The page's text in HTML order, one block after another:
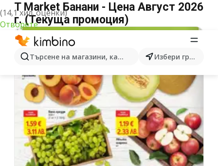
(14,1 хил. оценки)
Отворете
Търсене на магазини, категории, продукти...Избери град
T Market Банани - Цена Август 2026
г. (Текуща промоция)